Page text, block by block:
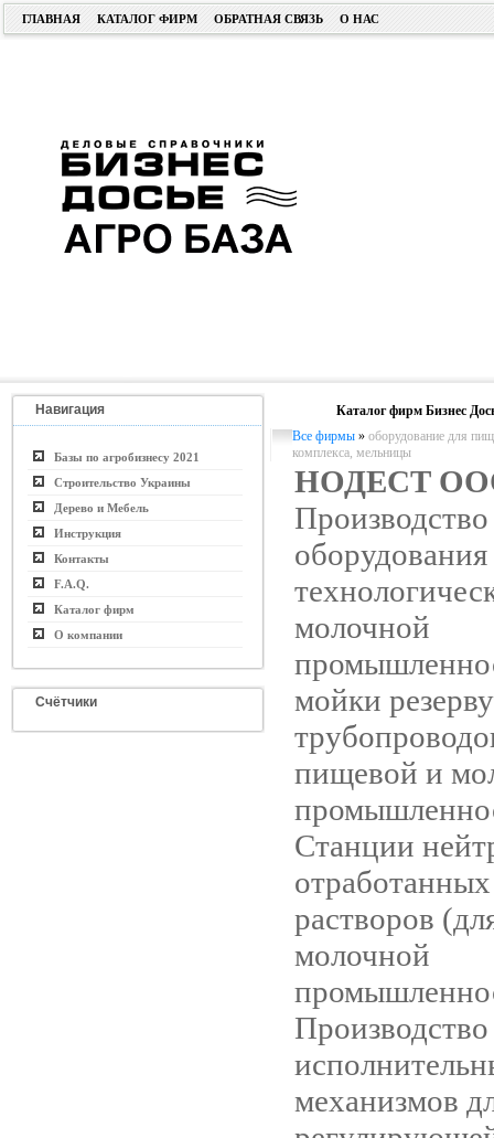
ГЛАВНАЯ КАТАЛОГ ФИРМ ОБРАТНАЯ СВЯЗЬ О НАС
Навигация
Базы по агробизнесу 2021
Строительство Украины
Дерево и Мебель
Инструкция
Контакты
F.A.Q.
Каталог фирм
О компании
Счётчики
Каталог фирм Бизнес
Все фирмы » оборудование для
комплекса, мельницы
НОДЕСТ
Производство
оборудования
молочной
мойки
пищевой и
Станции
растворов
молочной
Производство
механизмов